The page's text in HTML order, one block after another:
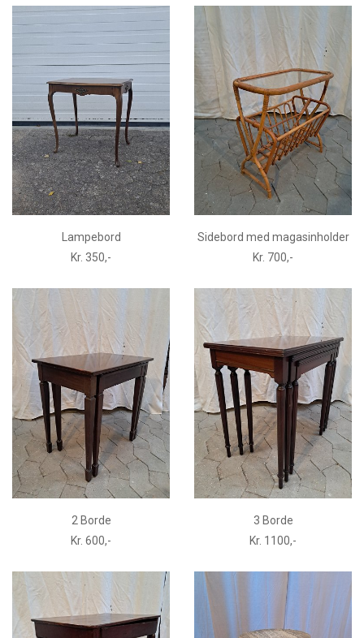
Lampebord
Kr. 350,-
Sidebord med magasinholder
Kr. 700,-
2 Borde
Kr. 600,-
3 Borde
Kr. 1100,-